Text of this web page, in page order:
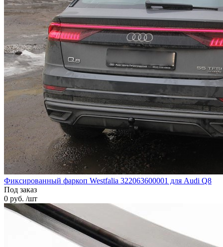
Фиксированный фаркоп Westfalia 322063600001 для Audi Q8
Под заказ
0 руб. /шт